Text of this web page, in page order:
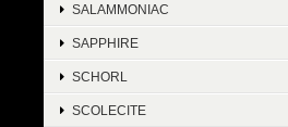
SALAMMONIAC
SAPPHIRE
SCHORL
SCOLECITE